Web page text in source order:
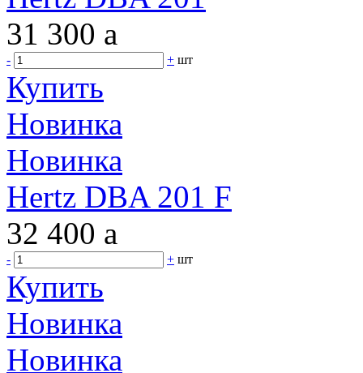
31 300 a
- + шт
Купить
Новинка
Новинка
Hertz DBA 201 F
32 400 a
- + шт
Купить
Новинка
Новинка